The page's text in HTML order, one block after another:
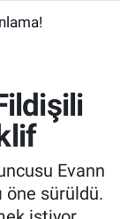
Evann
öne sürüldü.